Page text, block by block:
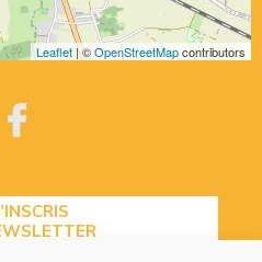
Leaflet | ©OpenStreetMapcontributors